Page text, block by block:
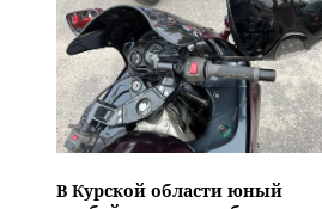
В Курской области юный